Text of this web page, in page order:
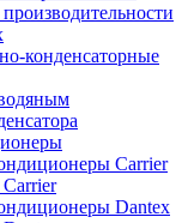
конденсаторные
Carrier
Dantex